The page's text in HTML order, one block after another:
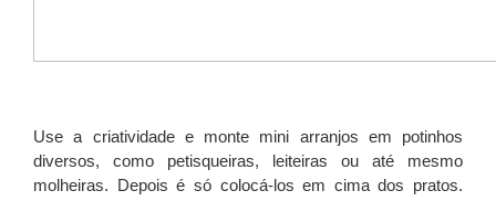
Use a criatividade e monte mini arranjos em potinhos
diversos, como petisqueiras, leiteiras ou até mesmo
molheiras. Depois é só colocá-los em cima dos pratos.